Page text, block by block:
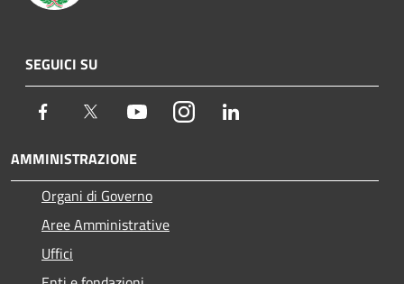
SEGUICI SU
Facebook Twitter YoutubeInstagram
AMMINISTRAZIONE
Organi di Governo
Aree Amministrative
Uffici